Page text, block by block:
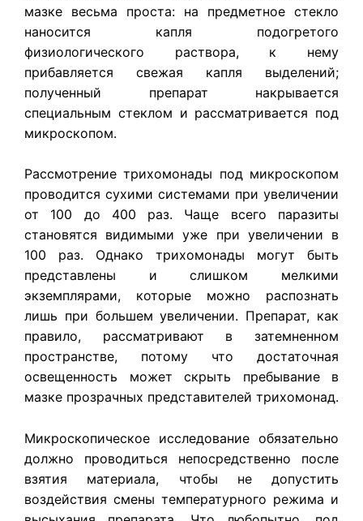
мазке весьма проста: на предметное стекло
наносится капля подогретого
физиологического раствора, к нему
прибавляется свежая капля выделений;
полученный препарат накрывается
специальным стеклом и рассматривается под
микроскопом.
Рассмотрение трихомонады под микроскопом
проводится сухими системами при увеличении
от 100 до 400 раз. Чаще всего паразиты
становятся видимыми уже при увеличении в
100 раз. Однако трихомонады могут быть
представлены и слишком мелкими
экземплярами, которые можно распознать
лишь при большем увеличении. Препарат, как
правило, рассматривают в затемненном
пространстве, потому что достаточная
освещенность может скрыть пребывание в
мазке прозрачных представителей трихомонад.
Микроскопическое исследование обязательно
должно проводиться непосредственно после
взятия материала, чтобы не допустить
воздействия смены температурного режима и